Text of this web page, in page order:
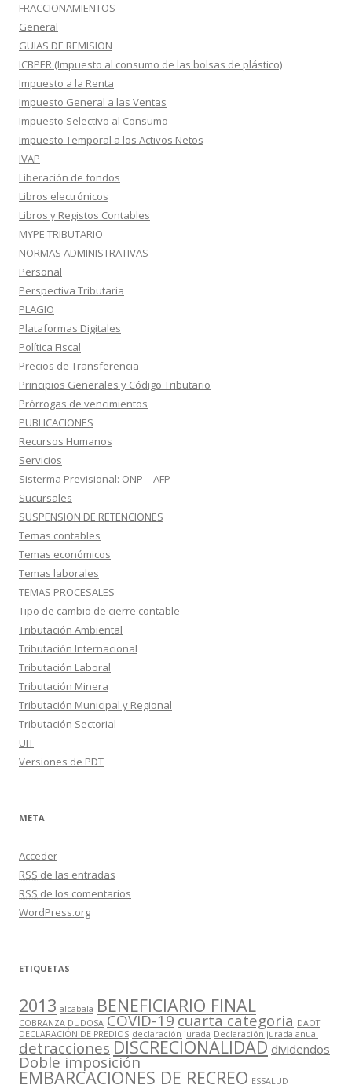
FRACCIONAMIENTOS
General
GUIAS DE REMISION
ICBPER (Impuesto al consumo de las bolsas de plástico)
Impuesto a la Renta
Impuesto General a las Ventas
Impuesto Selectivo al Consumo
Impuesto Temporal a los Activos Netos
IVAP
Liberación de fondos
Libros electrónicos
Libros y Registos Contables
MYPE TRIBUTARIO
NORMAS ADMINISTRATIVAS
Personal
Perspectiva Tributaria
PLAGIO
Plataformas Digitales
Política Fiscal
Precios de Transferencia
Principios Generales y Código Tributario
Prórrogas de vencimientos
PUBLICACIONES
Recursos Humanos
Servicios
Sisterma Previsional: ONP – AFP
Sucursales
SUSPENSION DE RETENCIONES
Temas contables
Temas económicos
Temas laborales
TEMAS PROCESALES
Tipo de cambio de cierre contable
Tributación Ambiental
Tributación Internacional
Tributación Laboral
Tributación Minera
Tributación Municipal y Regional
Tributación Sectorial
UIT
Versiones de PDT
META
Acceder
RSS de las entradas
RSS de los comentarios
WordPress.org
ETIQUETAS
2013 alcabala BENEFICIARIO FINAL
COBRANZA DUDOSA COVID-19cuarta categoria DAOT
DECLARACIÓN DE PREDIOS declaración jurada Declaración jurada anual
detracciones DISCRECIONALIDAD dividendos
Doble imposición
EMBARCACIONES DE RECREO ESSALUD